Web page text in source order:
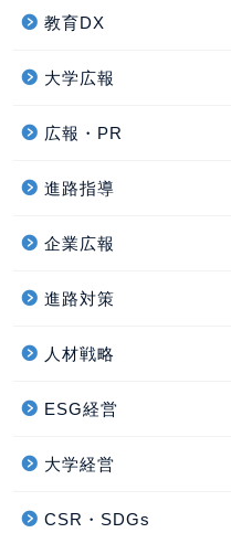
教育DX
大学広報
広報・PR
進路指導
企業広報
進路対策
人材戦略
ESG経営
大学経営
CSR・SDGs